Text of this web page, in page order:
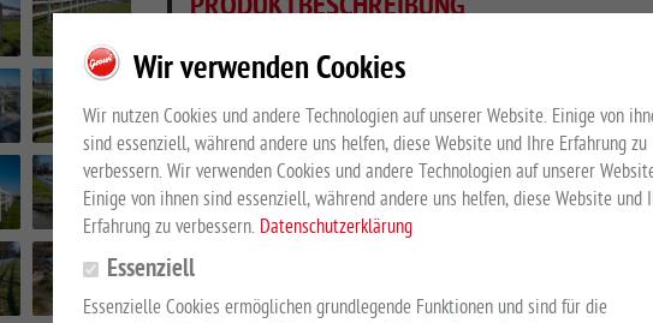
PRODUKTBESCHREIBUNG
Zaunprofil 140 x 38 mm, 2340 mm lang
Dieser repräsentative Zaun aus langlebigen
Ihrer Weide. Mit diesem stabilen Zaunsystem können Sie Ihre
Weiden einzäunen. Koppeln sollten zusätzlich mit einem
SICHERHEITSHINWEISE
Wir verwenden Cookies
Wir nutzen Cookies und andere Technologien auf unserer Website. Einige von
sind essenziell, während andere uns helfen, diese Website und Ihre Erfahrung zu
verbessern. Wir verwenden Cookies und andere Technologien auf unserer
Einige von ihnen sind essenziell, während andere uns helfen, diese Website und
Erfahrung zu verbessern. Datenschutzerklärung
Essenziell
Essenzielle Cookies ermöglichen grundlegende Funktionen und sind für die